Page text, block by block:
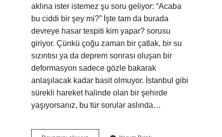
aklına ister istemez şu soru geliyor: “Acaba
bu ciddi bir şey mi?” İşte tam da burada
devreye hasar tespiti kim yapar? sorusu
giriyor. Çünkü çoğu zaman bir çatlak, bir su
sızıntısı ya da deprem sonrası oluşan bir
deformasyon sadece gözle bakarak
anlaşılacak kadar basit olmuyor. İstanbul gibi
sürekli hareket halinde olan bir şehirde
yaşıyorsanız, bu tür sorular aslında…